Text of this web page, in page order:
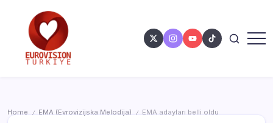
Home / EMA (Evrovizijska Melodija) /
EMA adayları belli oldu